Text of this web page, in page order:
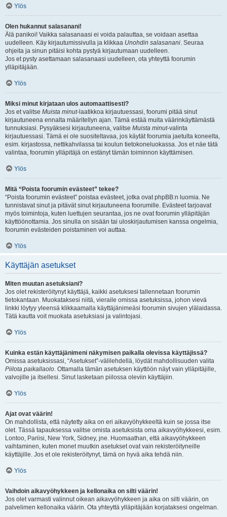
Ylös
Olen hukannut salasanani!
Älä panikoi! Vaikka salasanaasi ei voida palauttaa, se voidaan asettaa
uudelleen. Käy kirjautumissivulla ja klikkaa Unohdin salasanani. Seuraa
ohjeita ja sinun pitäisi kohta pystyä kirjautumaan uudelleen.
Jos et pysty asettamaan salasanaasi uudelleen, ota yhteyttä foorumin
ylläpitäjään.
Ylös
Miksi minut kirjataan ulos automaattisesti?
Jos et valitse Muista minut-laatikkoa kirjautuessasi, foorumi pitää sinut
kirjautuneena ennalta määritellyn ajan. Tämä estää muita väärinkäyttämästä
tunnuksiasi. Pysyäksesi kirjautuneena, valitse Muista minut-valinta
kirjautuessasi. Tämä ei ole suositeltavaa, jos käytät foorumia jaetulta koneelta,
esim. kirjastossa, nettikahvilassa tai koulun tietokoneluokassa. Jos et näe tätä
valintaa, foorumin ylläpitäjä on estänyt tämän toiminnon käyttämisen.
Ylös
Mitä “Poista foorumin evästeet” tekee?
“Poista foorumin evästeet” poistaa evästeet, jotka ovat phpBB:n luomia. Ne
tunnistavat sinut ja pitävät sinut kirjautuneena foorumille. Evästeet tarjoavat
myös toimintoja, kuten luettujen seurantaa, jos ne ovat foorumin ylläpitäjän
käyttöönottamia. Jos sinulla on sisään tai uloskirjautumisen kanssa ongelmia,
foorumin evästeiden poistaminen voi auttaa.
Ylös
Käyttäjän asetukset
Miten muutan asetuksiani?
Jos olet rekisteröitynyt käyttäjä, kaikki asetuksesi tallennetaan foorumin
tietokantaan. Muokataksesi niitä, vieraile omissa asetuksissa, johon vievä
linkki löytyy yleensä klikkaamalla käyttäjänimeäsi foorumin sivujen ylälaidassa.
Tätä kautta voit muokata asetuksiasi ja valintojasi.
Ylös
Kuinka estän käyttäjänimeni näkymisen paikalla olevissa käyttäjissä?
Omissa asetuksissasi, “Asetukset”-välilehdellä, löydät mahdollisuuden valita
Piilota paikallaolo. Ottamalla tämän asetuksen käyttöön näyt vain ylläpitäjille,
valvojille ja itsellesi. Sinut lasketaan piilossa oleviin käyttäjiin.
Ylös
Ajat ovat väärin!
On mahdollista, että näytetty aika on eri aikavyöhykkeeltä kuin se jossa itse
olet. Tässä tapauksessa valitse omista asetuksista oma aikavyöhykkeesi, esim.
Lontoo, Pariisi, New York, Sidney, jne. Huomaathan, että aikavyöhykkeen
vaihtaminen, kuten monet muutkin asetukset ovat vain rekisteröityneille
käyttäjille. Jos et ole rekisteröitynyt, tämä on hyvä aika tehdä niin.
Ylös
Vaihdoin aikavyöhykkeen ja kellonaika on silti väärin!
Jos olet varmasti valinnut oikean aikavyöhykkeen ja aika on silti väärin, on
palvelimen kellonaika väärin. Ota yhteyttä ylläpitäjään korjataksesi ongelman.